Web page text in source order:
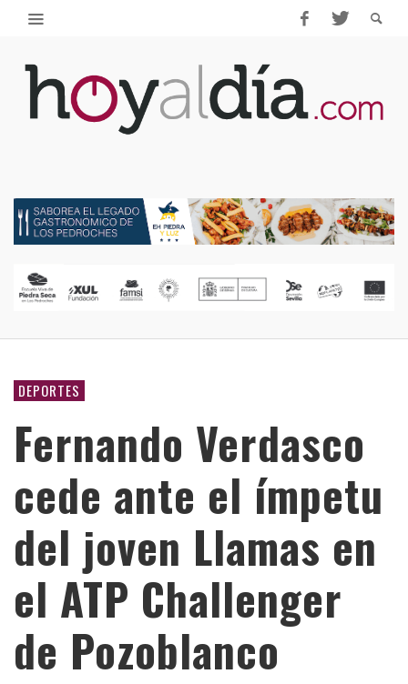
DEPORTES
Fernando Verdasco
cede ante el ímpetu
del joven Llamas en
el ATP Challenger
de Pozoblanco